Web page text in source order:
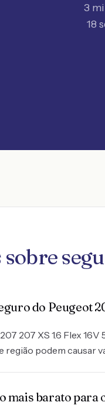
3
18
do Peugeot
207 XS 1.6 Flex
região podem causar
mais barato para